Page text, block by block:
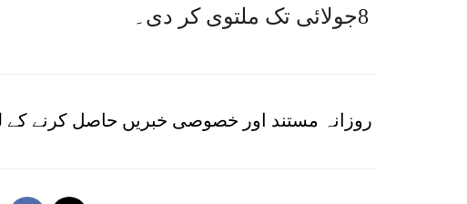
8جولائی تک ملتوی کر دی۔
روزانہ مستند اور خصوصی خبریں حاصل کرنے کے